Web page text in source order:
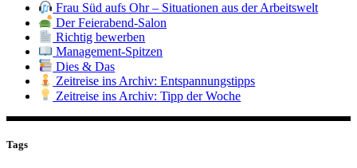
Frau Süd aufs Ohr – Situationen aus der Arbeitswelt
Der Feierabend-Salon
Richtig bewerben
Management-Spitzen
Dies & Das
Zeitreise ins Archiv: Entspannungstipps
Zeitreise ins Archiv: Tipp der Woche
Tags